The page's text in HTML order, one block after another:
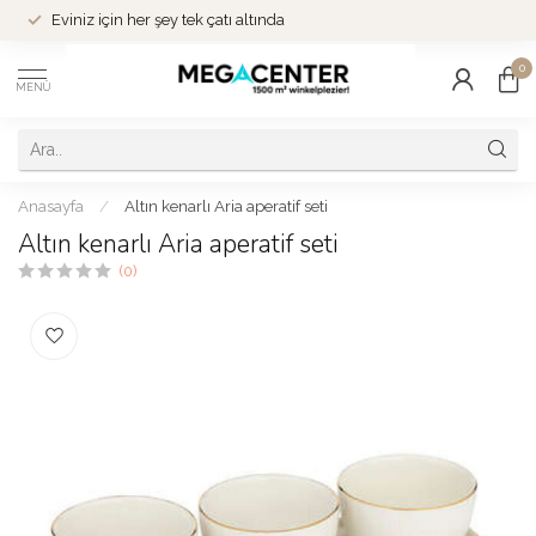
Eviniz için her şey tek çatı altında
MENÜ
0
Anasayfa / Altın kenarlı Aria aperatif seti
Altın kenarlı Aria aperatif seti
(0)